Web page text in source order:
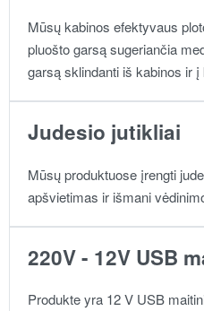
Mūsų kabinos efektyvaus
pluošto garsą sugeriančia
garsą sklindanti iš kabinos ir į
Judesio jutikliai
Mūsų produktuose įrengti
apšvietimas ir išmani
220V - 12V USB
Produkte yra 12 V USB